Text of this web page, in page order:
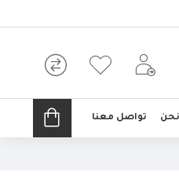
تواصل معنا